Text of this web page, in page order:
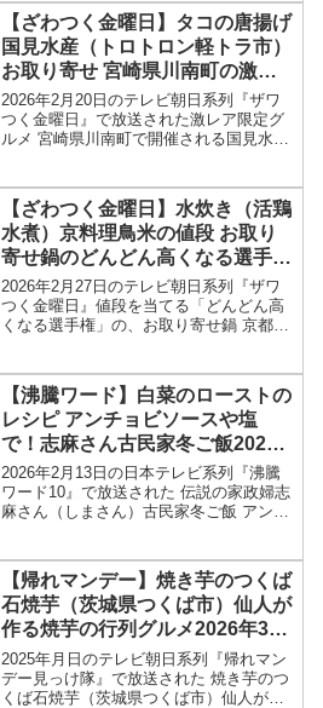
介された最新情報をもとに、コンビニ、
スーパー...
【ざわつく金曜日】タコの唐揚げ
国見水産（トロトロン軽トラ市）
お取り寄せ 宮崎県川南町の激レ
ア限定グルメお店情報2026年2月
20日
2026年2月20日のテレビ朝日系列『ザワ
つく金曜日』で放送された激レア限定グ
ルメ 宮崎県川南町で開催される国見水産
金曜日では、全国の激レア限定グル獲得
を目指して、高嶋...
【ざわつく金曜日】水炊き（活鶏
水煮）京料理鳥米の値段 お取り
寄せ鍋のどんどん高くなる選手権
2026年2月27日
2026年2月27日のテレビ朝日系列『ザワ
つく金曜日』値段を当てる「どんどん高
くなる選手権」の、お取り寄せ鍋 京都の
めます！ざわつく金曜日では「どんどん
高くなる選手権...
【沸騰ワード】白菜のローストの
レシピ アンチョビソースや塩
で！志麻さん古民家冬ご飯2026
年2月13日
2026年2月13日の日本テレビ系列『沸騰
ワード10』で放送された 伝説の家政婦志
麻さん（しまさん）古民家冬ご飯 アンチ
キ）」のレシピを紹介します！伝説の家
政婦志麻さんが...
【帰れマンデー】焼き芋のつくば
石焼芋（茨城県つくば市）仙人が
作る焼芋の行列グルメ2026年3月
9日
2025年月日のテレビ朝日系列『帰れマン
デー見っけ隊』で放送された 焼き芋のつ
くば石焼芋（茨城県つくば市）仙人が作